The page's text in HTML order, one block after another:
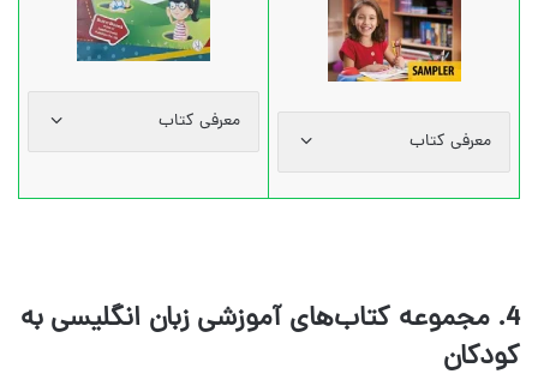
معرفی کتاب
معرفی کتاب
4. مجموعه کتاب‌های آموزشی زبان انگلیسی به
کودکان